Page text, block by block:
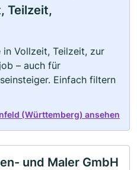
Teilzeit,
Vollzeit, Teilzeit, zur
– auch für
Einfach filtern
(Württemberg) ansehen
und Maler GmbH